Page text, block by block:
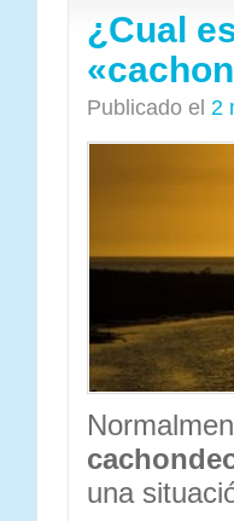
¿Cual
Publicado el 2
una